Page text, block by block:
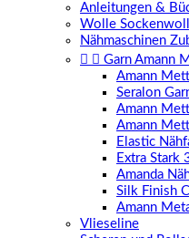
Anleitungen &
Wolle
Nähmaschinen
  Garn Amann
Amann
Seralon
Amann
Amann
Elastic
Extra Stark
Amanda
Silk Finish
Amann
Vlieseline